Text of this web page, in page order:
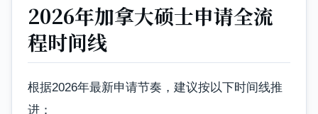
2026年加拿大硕士申请全流
程时间线
根据2026年最新申请节奏，建议按以下时间线推
进：